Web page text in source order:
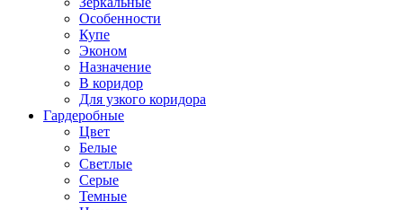
Особенности
Купе
Эконом
Назначение
В коридор
Для узкого коридора
Гардеробные
Цвет
Белые
Светлые
Серые
Темные